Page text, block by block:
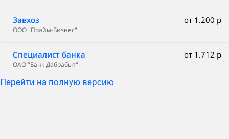
Завхоз
ООО "Прайм-Бизнес"
от 1.200 р
Специалист банка
ОАО "Банк Дабрабыт"
от 1.712 р
Перейти на полную версию